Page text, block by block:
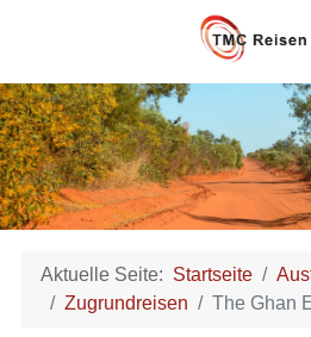
Aktuelle Seite: Startseite
Zugrundreisen
The Ghan